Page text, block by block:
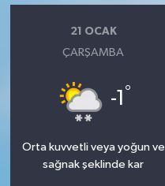
21 OCAK
ÇARŞAMBA
-1 °
Orta kuvvetli veya yoğun ve
sağnak şeklinde kar